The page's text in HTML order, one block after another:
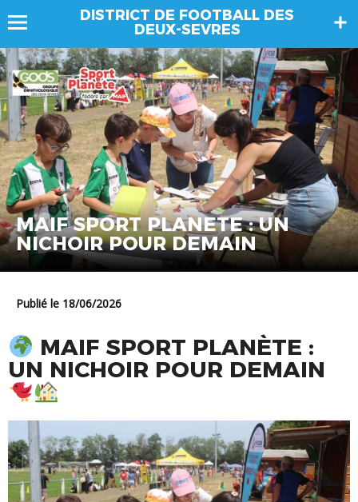
DISTRICT DE FOOTBALL DES
DEUX-SEVRES
MAIF SPORT PLANETE : UN
NICHOIR POUR DEMAIN
Publié le 18/06/2026
MAIF SPORT PLANÈTE :
UN NICHOIR POUR DEMAIN